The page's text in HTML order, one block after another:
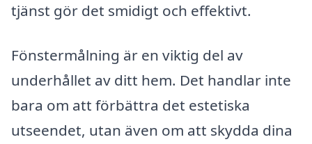
tjänst gör det smidigt och effektivt.
Fönstermålning är en viktig del av
underhållet av ditt hem. Det handlar inte
bara om att förbättra det estetiska
utseendet, utan även om att skydda dina